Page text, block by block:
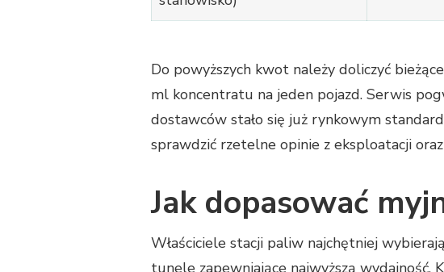
Do powyższych kwot należy doliczyć
ml koncentratu na jeden pojazd. Serwis
dostawców stało się już rynkowym
sprawdzić rzetelne opinie z eksploatacji
Jak dopasować
Właściciele stacji paliw najchętniej
tunele zapewniające najwyższą wydajność.